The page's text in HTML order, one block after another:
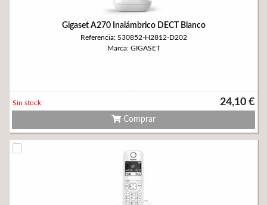
Gigaset A270 Inalámbrico DECT Blanco
Referencia: S30852-H2812-D202
Marca: GIGASET
24,10 €
Sin stock
Comprar